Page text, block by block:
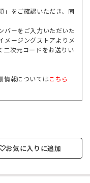
」をご確認いただき、同
バーをご入力いただいた
メージングストアよりメ
二次元コードをお送りい
情報についてはこちら
お気に入りに追加